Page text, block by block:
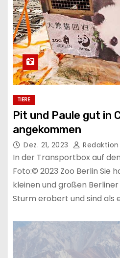
TIERE
Pit und Paule gut in
angekommen
Dez. 21, 2023 Redaktion
In der Transportbox auf
Foto:© 2023 Zoo Berlin Sie
kleinen und großen
Sturm erobert und sind als